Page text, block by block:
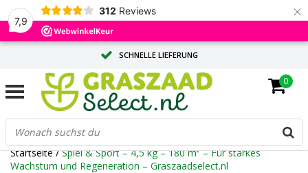
7,9
312 Reviews ×
SCHNELLE LIEFERUNG
MASSGESCHNEIDERTE BERATUNG DURCH UNSERE EXPERTEN
GROSSE MENGE? ANGEBOT ANFORDERN
0
Startseite/Spiel & Sport – 4,5 kg – 180 m² – Für starkes
Wachstum und Regeneration – Graszaadselect.nl